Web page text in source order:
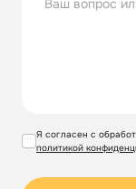
Я согласен с
политикой